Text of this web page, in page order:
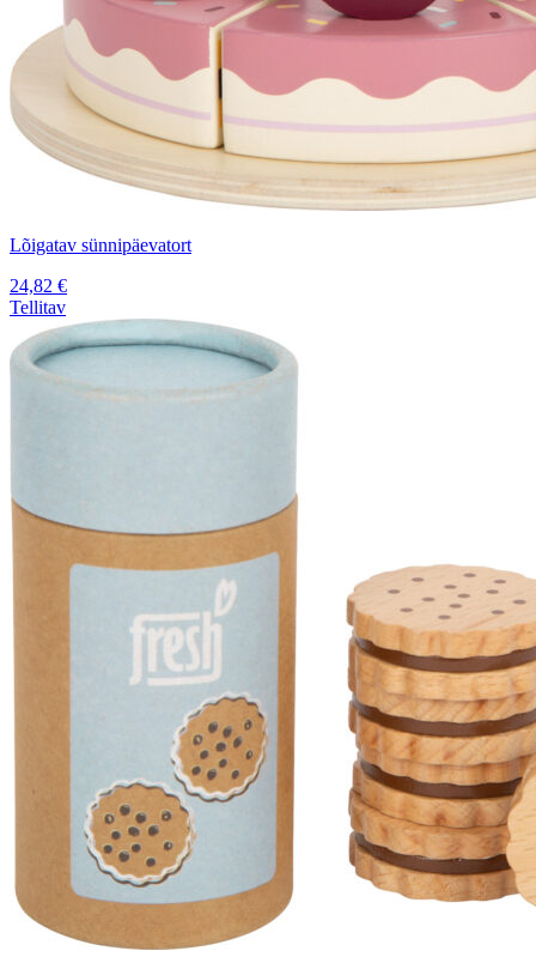
Lõigatav sünnipäevatort
24,82 €
Tellitav